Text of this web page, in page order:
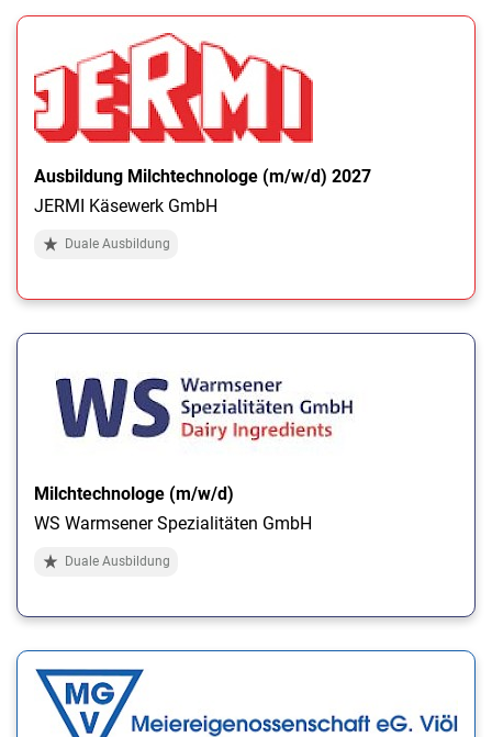
Ausbildung Milchtechnologe (m/w/d) 2027
JERMI Käsewerk GmbH
Duale Ausbildung
Milchtechnologe (m/w/d)
WS Warmsener Spezialitäten GmbH
Duale Ausbildung